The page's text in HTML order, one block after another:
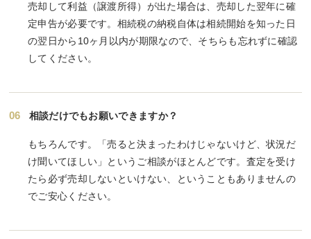
売却して利益（譲渡所得）が出た場合は、売却した翌年に確
定申告が必要です。相続税の納税自体は相続開始を知った日
の翌日から10ヶ月以内が期限なので、そちらも忘れずに確認
してください。
06 相談だけでもお願いできますか？
もちろんです。「売ると決まったわけじゃないけど、状況だ
け聞いてほしい」というご相談がほとんどです。査定を受け
たら必ず売却しないといけない、ということもありませんの
でご安心ください。